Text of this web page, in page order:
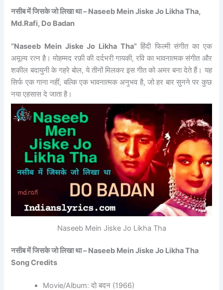
नसीब में जिसके जो लिखा था – Naseeb Mein Jiske Jo Likha Tha,
Md.Rafi, Do Badan
“Naseeb Mein Jiske Jo Likha Tha”हिंदी फिल्मी संगीत का एक
अमूल्य रत्न है। मोहम्मद रफ़ी की दर्दभरी गायकी, रवि का भावनात्मक संगीत और
शकील बदायुनी के गहरे बोल, ये तीनों मिलकर इस गीत को अमर बना देते हैं। यह
सिर्फ एक गाना नहीं, बल्कि एक भावनात्मक अनुभव है, जो हर बार सुनने पर कुछ
नया एहसास दे जाता है।
Naseeb Mein Jiske Jo Likha Tha
नसीब में जिसके जो लिखा था – Naseeb Mein Jiske Jo Likha Tha
Song Credits
Movie/Album: दो बदन (1966)